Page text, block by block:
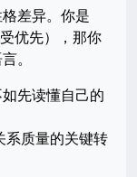
差异。你是
优先），那你
。
先读懂自己的
系质量的关键转